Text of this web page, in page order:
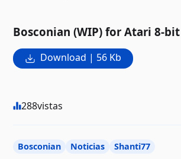
Bosconian (WIP) for Atari 8-
Download | 56 Kb
288vistas
Bosconian Noticias Shanti77